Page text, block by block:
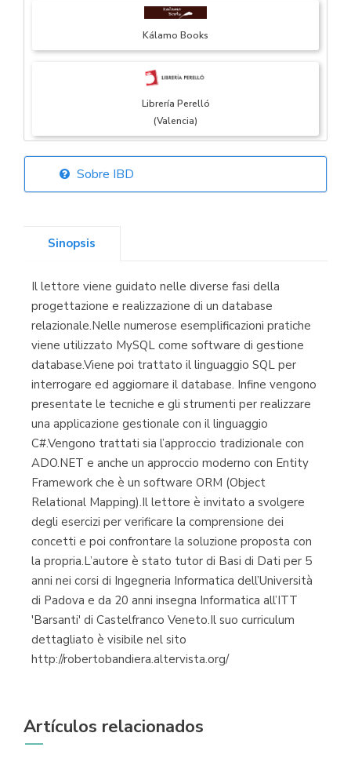
Kálamo Books
Librería Perelló
(Valencia)
Librería Elías
Librería Kolima
(Madrid)
Librería Proteo
(Málaga)
Sobre IBD
Sinopsis
Il lettore viene guidato nelle diverse fasi della
progettazione e realizzazione di un database
relazionale.Nelle numerose esemplificazioni pratiche
viene utilizzato MySQL come software di gestione
database.Viene poi trattato il linguaggio SQL per
interrogare ed aggiornare il database. Infine vengono
presentate le tecniche e gli strumenti per realizzare
una applicazione gestionale con il linguaggio
C#.Vengono trattati sia l’approccio tradizionale con
ADO.NET e anche un approccio moderno con Entity
Framework che è un software ORM (Object
Relational Mapping).Il lettore è invitato a svolgere
degli esercizi per verificare la comprensione dei
concetti e poi confrontare la soluzione proposta con
la propria.L’autore è stato tutor di Basi di Dati per 5
anni nei corsi di Ingegneria Informatica dell’Università
di Padova e da 20 anni insegna Informatica all’ITT
'Barsanti' di Castelfranco Veneto.Il suo curriculum
dettagliato è visibile nel sito
http://robertobandiera.altervista.org/
Artículos relacionados